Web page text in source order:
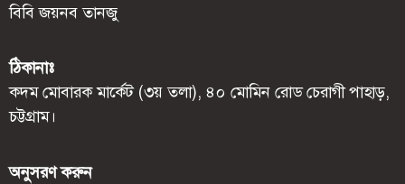
বিবি জয়নব তানজু
ঠিকানাঃ
কদম মোবারক মার্কেট (৩য় তলা), ৪০ মোমিন রোড চেরাগী পাহাড়,
চট্টগ্রাম।
অনুসরণ করুন